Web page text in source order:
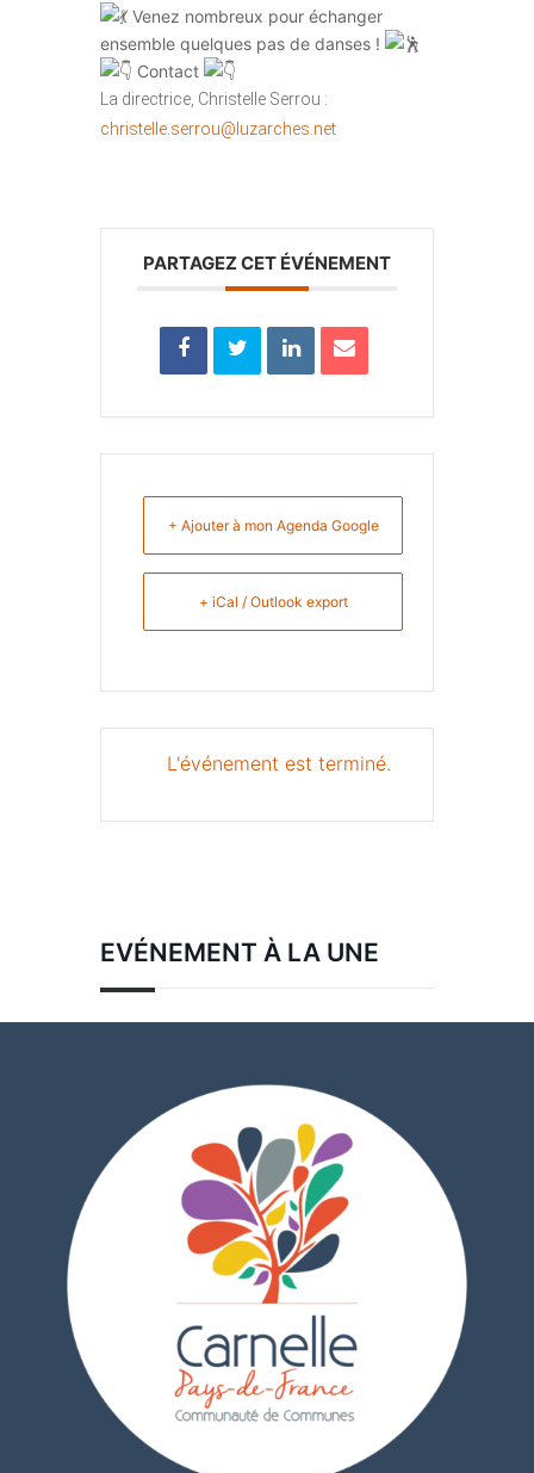
Venez nombreux pour échanger
ensemble quelques pas de danses !
Contact
La directrice, Christelle Serrou :
christelle.serrou@luzarches.net
PARTAGEZ CET ÉVÉNEMENT
+ Ajouter à mon Agenda Google
+ iCal / Outlook export
L'événement est terminé.
EVÉNEMENT À LA UNE